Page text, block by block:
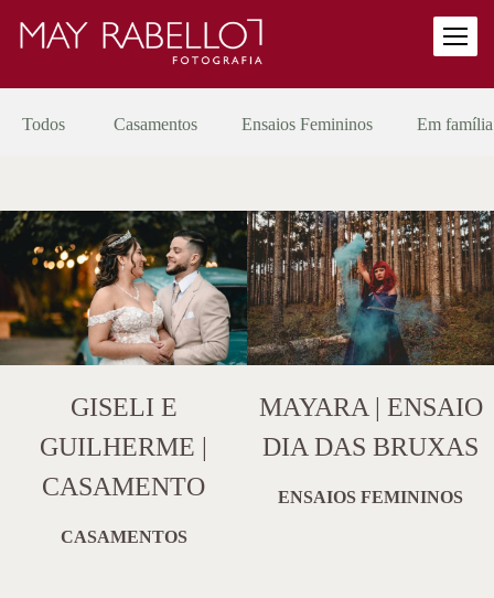
Todos Casamentos Ensaios Femininos Em família
GISELI E
GUILHERME |
CASAMENTO
CASAMENTOS
MAYARA | ENSAIO
DIA DAS BRUXAS
ENSAIOS FEMININOS